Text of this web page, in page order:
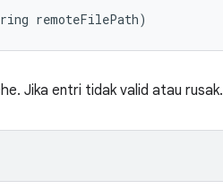
remoteFilePath)
Jika entri tidak valid atau rusak.